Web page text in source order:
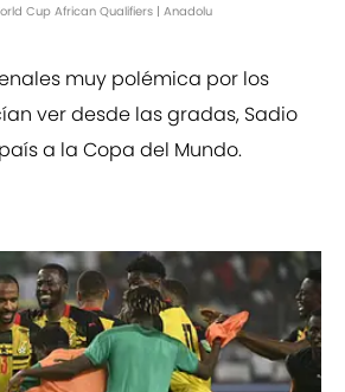
Cup African Qualifiers | Anadolu
muy polémica por los
ver desde las gradas, Sadio
a la Copa del Mundo.